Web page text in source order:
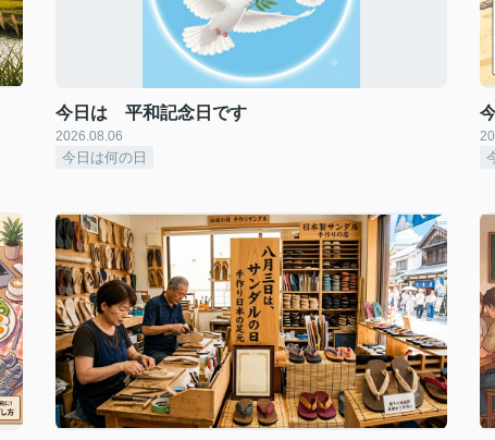
今日は 平和記念日です
2026.08.06
今日は何の日